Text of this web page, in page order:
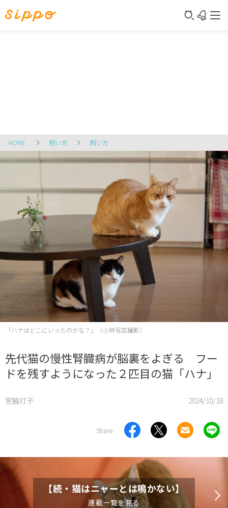
HOME 飼い方 飼い方
「ハナはどこにいったのかな？」（小林写函撮影）
先代猫の慢性腎臓病が脳裏をよぎる フー
ドを残すようになった２匹目の猫「ハナ」
宮脇灯子 2024/10/18
Share
【続・猫はニャーとは鳴かない】
連載一覧を見る